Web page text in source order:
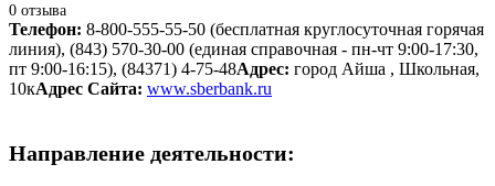
0 отзыва
Телефон: 8-800-555-55-50 (бесплатная круглосуточная горячая
линия), (843) 570-30-00 (единая справочная - пн-чт 9:00-17:30,
пт 9:00-16:15), (84371) 4-75-48Адрес: город Айша , Школьная,
10кАдрес Сайта: www.sberbank.ru
Направление деятельности: